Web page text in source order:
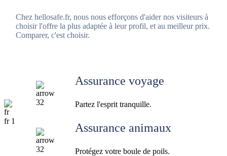
Chez hellosafe.fr, nous nous efforçons d'aider nos visiteurs à
choisir l'offre la plus adaptée à leur profil, et au meilleur prix.
Comparer, c'est choisir.
Assurance voyage
Partez l'esprit tranquille.
Assurance animaux
Protégez votre boule de poils.